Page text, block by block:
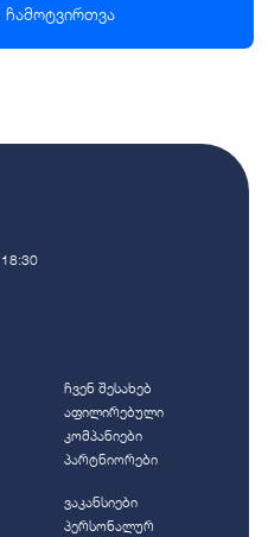
ჩამოტვირთვა
ჩვენ შესახებ
აფილირებული
კომპანიები
პარტნიორები
ვაკანსიები
პერსონალურ